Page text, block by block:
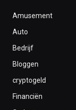
Amusement
Auto
Bedrijf
Bloggen
cryptogeld
Financiën